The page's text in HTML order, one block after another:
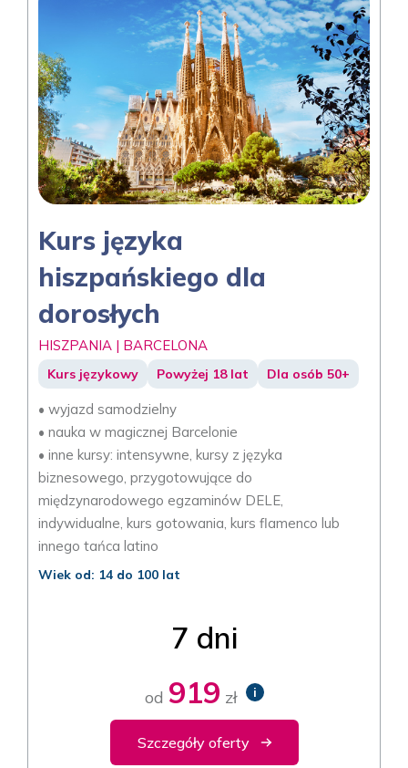
Kurs języka
hiszpańskiego dla
dorosłych
HISZPANIA | BARCELONA
Kurs językowy Powyżej 18 lat Dla osób 50+
• wyjazd samodzielny
• nauka w magicznej Barcelonie
• inne kursy: intensywne, kursy z języka
biznesowego, przygotowujące do
międzynarodowego egzaminów DELE,
indywidualne, kurs gotowania, kurs flamenco lub
innego tańca latino
Wiek od: 14 do 100 lat
7 dni
od 919 zł i
Szczegóły oferty